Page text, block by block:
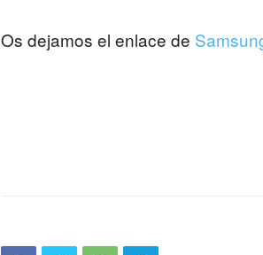
Os dejamos el enlace de